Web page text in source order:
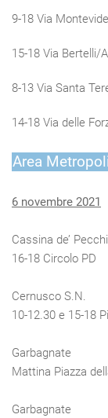
9-18 Via
15-18 Via Bertelli/
8-13 Via Santa
14-18 Via delle
Area
6 novembre 2021
Cassina de’ Pecchi
16-18 Circolo PD
Cernusco S.N.
10-12.30 e 15-18
Garbagnate
Mattina Piazza
Garbagnate